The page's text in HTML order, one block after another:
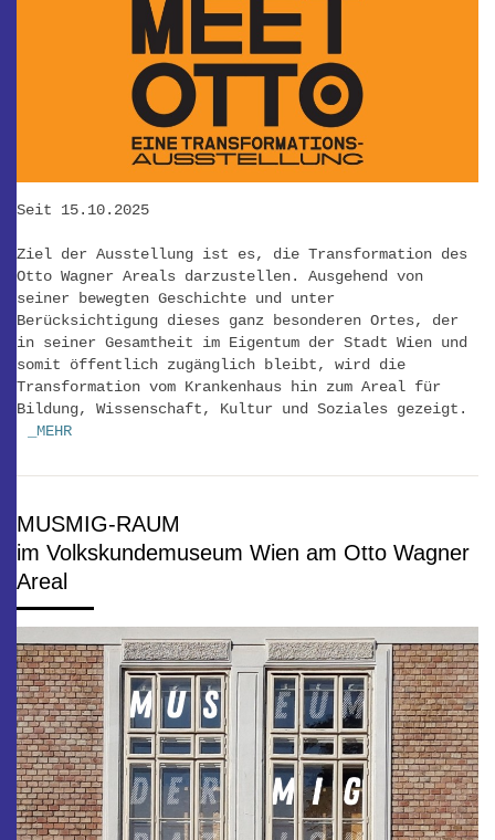
Seit 15.10.2025
Ziel der Ausstellung ist es, die Transformation des
Otto Wagner Areals darzustellen. Ausgehend von
seiner bewegten Geschichte und unter
Berücksichtigung dieses ganz besonderen Ortes, der
in seiner Gesamtheit im Eigentum der Stadt Wien und
somit öffentlich zugänglich bleibt, wird die
Transformation vom Krankenhaus hin zum Areal für
Bildung, Wissenschaft, Kultur und Soziales gezeigt.
_MEHR
MUSMIG-RAUM
im Volkskundemuseum Wien am Otto Wagner
Areal